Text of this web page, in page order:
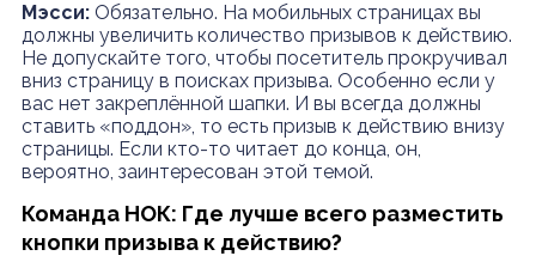
Мэсси:Обязательно. На мобильных страницах вы
должны увеличить количество призывов к действию.
Не допускайте того, чтобы посетитель прокручивал
вниз страницу в поисках призыва. Особенно если у
вас нет закреплённой шапки. И вы всегда должны
ставить «поддон», то есть призыв к действию внизу
страницы. Если кто-то читает до конца, он,
вероятно, заинтересован этой темой.
Команда НОК: Где лучше всего разместить
кнопки призыва к действию?